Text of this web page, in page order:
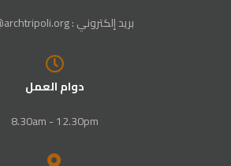
بريد إلكتروني : info@archtripoli.org
دوام العمل
8.30am - 12.30pm